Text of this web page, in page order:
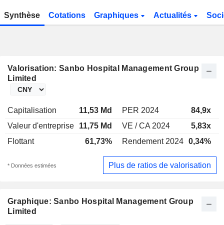
Synthèse Cotations Graphiques Actualités
Valorisation: Sanbo Hospital Management Group
Limited
Capitalisation 11,53 Md PER 2024 84,9x
Valeur d'entreprise
11,75 Md VE / CA 2024 5,83x
Flottant
61,73% Rendement 2024 0,34%
* Données estimées Plus de ratios de valorisation
Graphique: Sanbo Hospital Management Group
Limited